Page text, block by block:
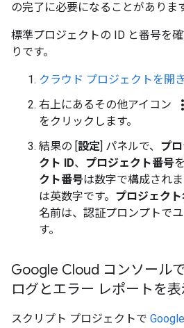
の完了に必要になることがあります
標準プロジェクトの ID と番号を
りです。
クラウド プロジェクトを開
右上にあるその他アイコン
more_vert
をクリックします。
結果の [設定] パネルで、 プ
クト ID、 プロジェクト番号
クト番号は数字で構成されま
は英数字です。 プロジェクト
名前は、認証プロンプトで
す。
Google Cloud コンソール
ログとエラー レポートを表
スクリプト プロジェクトで